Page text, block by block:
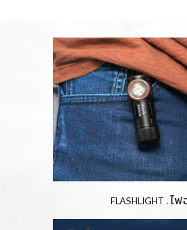
FLASHLIGHT . ไฟ